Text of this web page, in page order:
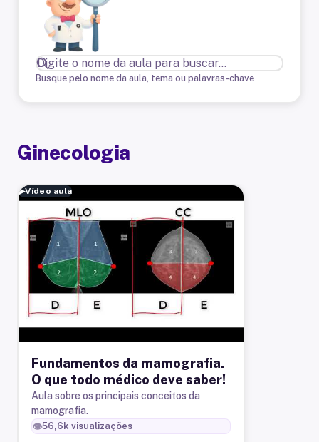
Busque pelo nome da aula, tema ou palavras-chave
Ginecologia
▶Vídeo aula
Fundamentos da mamografia.
O que todo médico deve saber!
Aula sobre os principais conceitos da
mamografia.
👁️56,6k visualizações